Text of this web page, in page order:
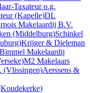
Taxateur o.g.
(Kapelle)DL
Makelaardij B.V.
(Middelburg)Schinkel
Krijger & Dieleman
Makelaardij
M2 Makelaars
(Vlissingen)Aerssens &